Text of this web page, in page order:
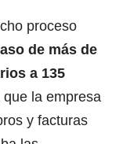
proceso
de más de
a 135
que la empresa
y facturas